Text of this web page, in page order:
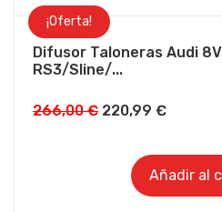
¡Oferta!
Difusor Taloneras Audi
RS3/Sline/...
266,00€ El
original
220,99 €El
actual
es:
Añadir al